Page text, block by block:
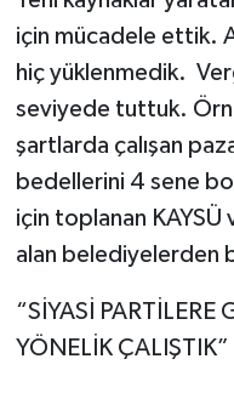
için mücadele ettik.
hiç yüklenmedik.
seviyede tuttuk.
şartlarda çalışan
bedellerini 4 sene
için toplanan KAYSÜ
alan belediyelerden
“SİYASİ PARTİLERE
YÖNELİK ÇALIŞTIK”